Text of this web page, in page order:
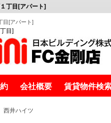
丁目[アパート]
目[アパート]
目]
会社概要 賃貸物件検
西井ハイツ